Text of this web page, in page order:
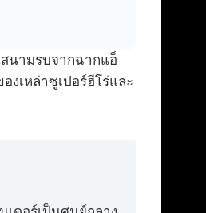
นามรบจากฉากแอ็
เหล่าซูเปอร์ฮีโร่และ